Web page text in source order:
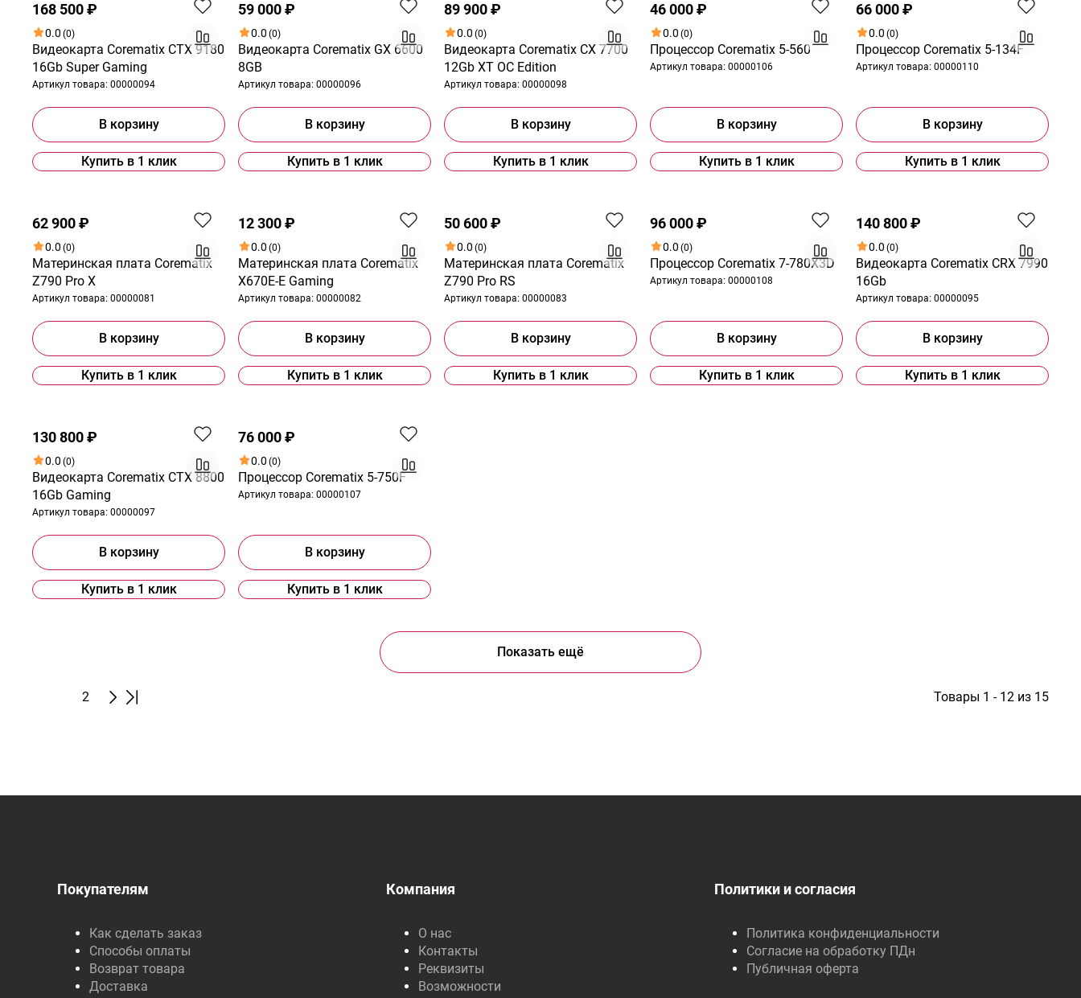
168 500 ₽
0.0 (0)
Видеокарта Corematix CTX 9180
16Gb Super Gaming
Артикул товара: 00000094
В корзину
Купить в 1 клик
59 000 ₽
0.0 (0)
Видеокарта Corematix GX 6600
8GB
Артикул товара: 00000096
В корзину
Купить в 1 клик
89 900 ₽
0.0 (0)
Видеокарта Corematix CX 7700
12Gb XT OC Edition
Артикул товара: 00000098
В корзину
Купить в 1 клик
46 000 ₽
0.0 (0)
Процессор Corematix 5-560
Артикул товара: 00000106
В корзину
Купить в 1 клик
66 000 ₽
0.0 (0)
Процессор Corematix 5-134F
Артикул товара: 00000110
В корзину
Купить в 1 клик
62 900 ₽
0.0 (0)
Материнская плата Corematix
Z790 Pro X
Артикул товара: 00000081
В корзину
Купить в 1 клик
12 300 ₽
0.0 (0)
Материнская плата Corematix
X670E-E Gaming
Артикул товара: 00000082
В корзину
Купить в 1 клик
50 600 ₽
0.0 (0)
Материнская плата Corematix
Z790 Pro RS
Артикул товара: 00000083
В корзину
Купить в 1 клик
96 000 ₽
0.0 (0)
Процессор Corematix 7-780X3D
Артикул товара: 00000108
В корзину
Купить в 1 клик
140 800 ₽
0.0 (0)
Видеокарта Corematix CRX 7990
16Gb
Артикул товара: 00000095
В корзину
Купить в 1 клик
130 800 ₽
0.0 (0)
Видеокарта Corematix СTX 8800
16Gb Gaming
Артикул товара: 00000097
В корзину
Купить в 1 клик
76 000 ₽
0.0 (0)
Процессор Corematix 5-750F
Артикул товара: 00000107
В корзину
Купить в 1 клик
Показать ещё
2 Товары 1 - 12 из 15
Покупателям
Как сделать заказ
Способы оплаты
Возврат товара
Доставка
Компания
О нас
Контакты
Реквизиты
Возможности
Политики и согласия
Политика конфиденциальности
Согласие на обработку ПДн
Публичная оферта